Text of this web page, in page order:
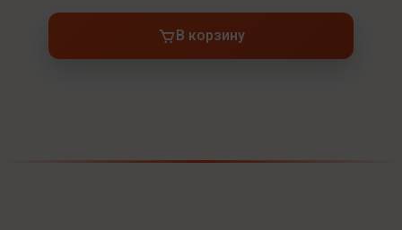
В корзину